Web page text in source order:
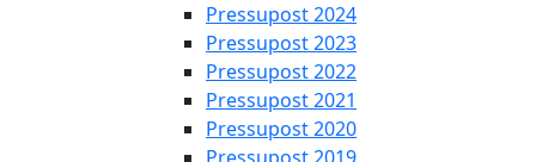
Pressupost 2024
Pressupost 2023
Pressupost 2022
Pressupost 2021
Pressupost 2020